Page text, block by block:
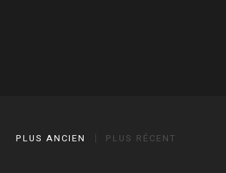
PLUS ANCIEN PLUS RÉCENT